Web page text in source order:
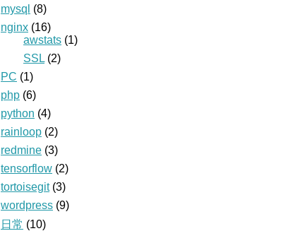
mysql (8)
nginx (16)
awstats (1)
SSL (2)
PC (1)
php (6)
python (4)
rainloop (2)
redmine (3)
tensorflow (2)
tortoisegit(3)
wordpress (9)
日常 (10)